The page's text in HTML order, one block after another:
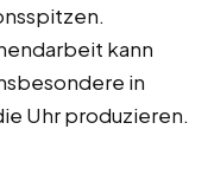
kann
in
Uhr produzieren.